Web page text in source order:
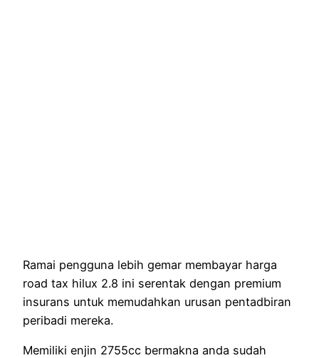
Ramai pengguna lebih gemar membayar harga
road tax hilux 2.8 ini serentak dengan premium
insurans untuk memudahkan urusan pentadbiran
peribadi mereka.
Memiliki enjin 2755cc bermakna anda sudah